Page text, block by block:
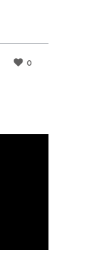
0